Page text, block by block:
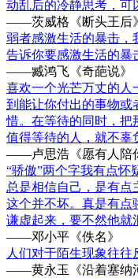
动乱后的冷静思考，可
——茨威格《断头王后》
弱者感激生活的暴击，
告诉你要感激生活的暴
——臧鸿飞《奇葩说》
喜欢一个光芒万丈的人
到能让你付出的事物或
惜。在等待的同时，把
值得等待的人，就不辜
——卢思浩《愿有人陪
“骄傲”两个字我有点怀
总是相信自己，是有点
这个并不坏。真是有点
谦虚起来，要不然他就
——邓小平《佚名》
人们对于陌生现象往
——黄永玉《沿着塞纳